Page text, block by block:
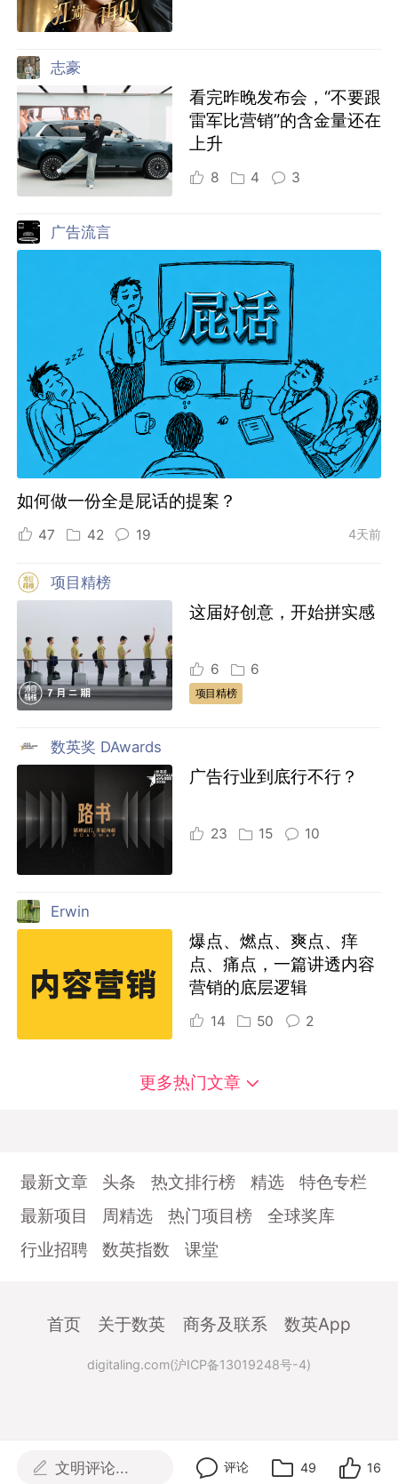
志豪
看完昨晚发布会，“不要跟
雷军比营销”的含金量还在
上升
8 4 3
广告流言
如何做一份全是屁话的提案？
47 42 19 4天前
项目精榜
这届好创意，开始拼实感
6 6
项目精榜
数英奖 DAwards
广告行业到底行不行？
23 15 10
Erwin
爆点、燃点、爽点、痒
点、痛点，一篇讲透内容
营销的底层逻辑
14 50 2
更多热门文章
最新文章 头条 热文排行榜 精选
特色专栏
最新项目
周精选 热门项目榜
全球奖库
行业招聘
数英指数 课堂
首页 关于数英 商务及联系 数英App
digitaling.com(沪ICP备13019248号-4)
文明评论... 评论 49 16